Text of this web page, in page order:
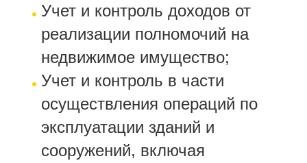
Учет и контроль доходов от
реализации полномочий на
недвижимое имущество;
Учет и контроль в части
осуществления операций по
эксплуатации зданий и
сооружений, включая